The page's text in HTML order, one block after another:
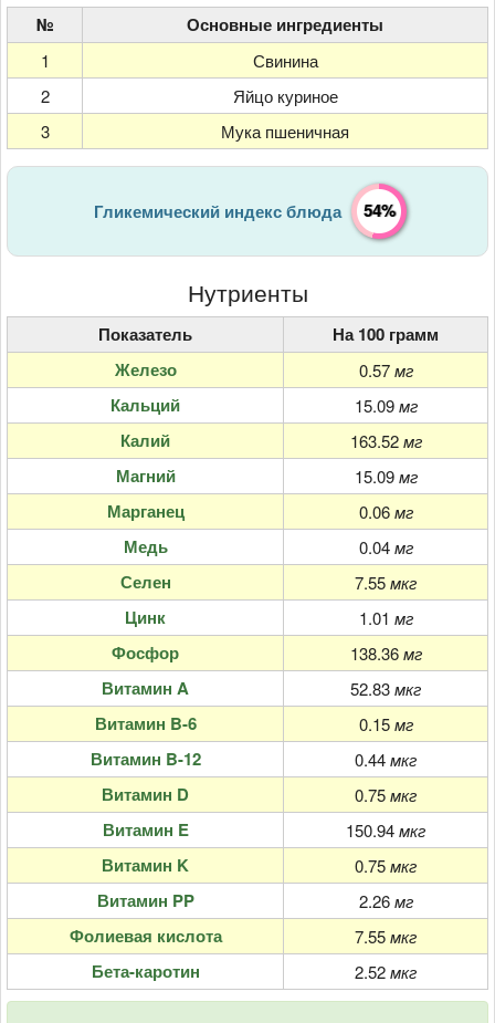
№ Основные ингредиенты
1
Свинина
2
Яйцо куриное
3
Мука пшеничная
Гликемический индекс блюда 54%
Нутриенты
Показатель
На 100 грамм
Железо
0.57 мг
Кальций 15.09 мг
Калий 163.52 мг
Магний 15.09 мг
Марганец 0.06 мг
Медь 0.04 мг
Селен 7.55мкг
Цинк 1.01 мг
Фосфор 138.36 мг
Витамин A 52.83мкг
Витамин B-6 0.15 мг
Витамин B-12 0.44мкг
Витамин D 0.75мкг
Витамин E 150.94мкг
Витамин K 0.75мкг
Витамин PP 2.26 мг
Фолиевая кислота 7.55мкг
Бета-каротин 2.52мкг